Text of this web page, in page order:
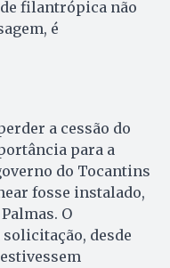
filantrópica não
é
a cessão do
para a
do Tocantins
fosse instalado,
O
desde